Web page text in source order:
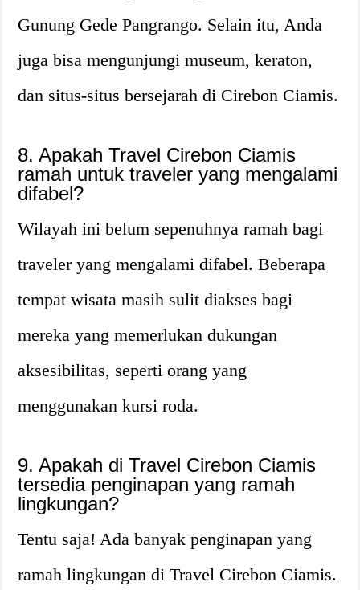
Gunung Gede Pangrango. Selain itu, Anda
juga bisa mengunjungi museum, keraton,
dan situs-situs bersejarah di Cirebon Ciamis.
8. Apakah Travel Cirebon Ciamis
ramah untuk traveler yang mengalami
difabel?
Wilayah ini belum sepenuhnya ramah bagi
traveler yang mengalami difabel. Beberapa
tempat wisata masih sulit diakses bagi
mereka yang memerlukan dukungan
aksesibilitas, seperti orang yang
menggunakan kursi roda.
9. Apakah di Travel Cirebon Ciamis
tersedia penginapan yang ramah
lingkungan?
Tentu saja! Ada banyak penginapan yang
ramah lingkungan di Travel Cirebon Ciamis.